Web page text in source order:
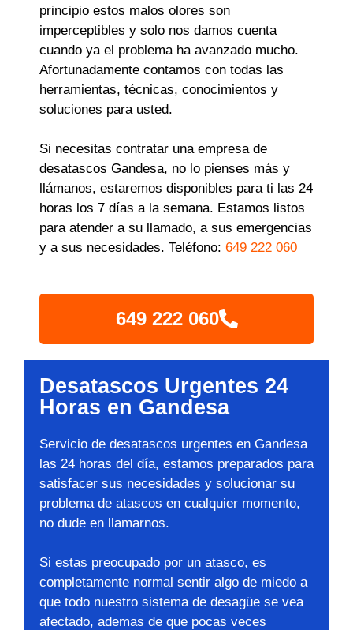
principio estos malos olores son
imperceptibles y solo nos damos cuenta
cuando ya el problema ha avanzado mucho.
Afortunadamente contamos con todas las
herramientas, técnicas, conocimientos y
soluciones para usted.
Si necesitas contratar una empresa de
desatascos Gandesa, no lo pienses más y
llámanos, estaremos disponibles para ti las 24
horas los 7 días a la semana. Estamos listos
para atender a su llamado, a sus emergencias
y a sus necesidades. Teléfono: 649 222 060
649 222 060
Desatascos Urgentes 24
Horas en Gandesa
Servicio de desatascos urgentes en Gandesa
las 24 horas del día, estamos preparados para
satisfacer sus necesidades y solucionar su
problema de atascos en cualquier momento,
no dude en llamarnos.
Si estas preocupado por un atasco, es
completamente normal sentir algo de miedo a
que todo nuestro sistema de desagüe se vea
afectado, ademas de que pocas veces